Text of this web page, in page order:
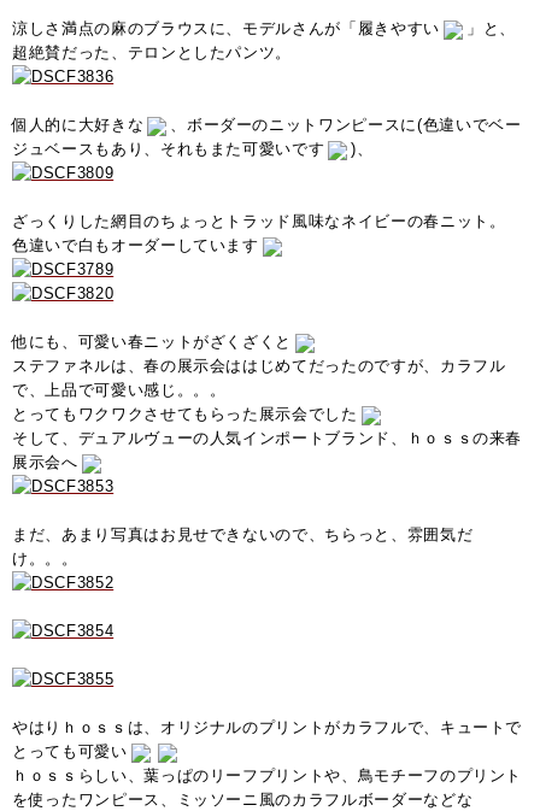
涼しさ満点の麻のブラウスに、モデルさんが「履きやすい
」と、
超絶賛だった、テロンとしたパンツ。
個人的に大好きな
、ボーダーのニットワンピースに(色違いでベー
ジュベースもあり、それもまた可愛いです
)、
ざっくりした網目のちょっとトラッド風味なネイビーの春ニット。
色違いで白もオーダーしています
他にも、可愛い春ニットがざくざくと
ステファネルは、春の展示会ははじめてだったのですが、カラフル
で、上品で可愛い感じ。。。
とってもワクワクさせてもらった展示会でした
そして、デュアルヴューの人気インポートブランド、ｈｏｓｓの来春
展示会へ
まだ、あまり写真はお見せできないので、ちらっと、雰囲気だ
け。。。
やはりｈｏｓｓは、オリジナルのプリントがカラフルで、キュートで
とっても可愛い
ｈｏｓｓらしい、葉っぱのリーフプリントや、鳥モチーフのプリント
を使ったワンピース、ミッソーニ風のカラフルボーダーなどな